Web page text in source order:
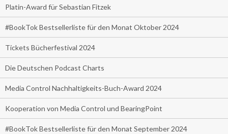
Platin-Award für Sebastian Fitzek
#BookTok Bestsellerliste für den Monat Oktober 2024
Tickets Bücherfestival 2024
Die Deutschen Podcast Charts
Media Control Nachhaltigkeits-Buch-Award 2024
Kooperation von Media Control und BearingPoint
#BookTok Bestsellerliste für den Monat September 2024